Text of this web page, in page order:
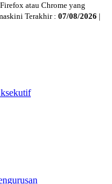
atau Chrome yang
Terakhir : 07/08/2026 |